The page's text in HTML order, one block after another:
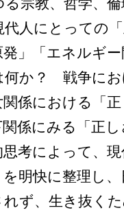
宗教、哲学、倫
人にとっての
」「エネルギ
何か？ 戦争に
係における「
係にみる「正し
考によって、現
明快に整理し
れず、生き抜く